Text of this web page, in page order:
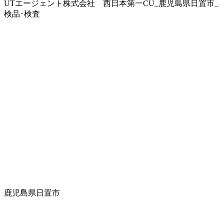
UTエージェント株式会社 西日本第一CU_鹿児島県日置市_
検品･検査
鹿児島県日置市